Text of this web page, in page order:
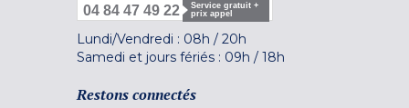
04 84 47 49 22
Service gratuit +
prix appel
Lundi/Vendredi : 08h / 20h
Samedi et jours fériés : 09h / 18h
Restons connectés